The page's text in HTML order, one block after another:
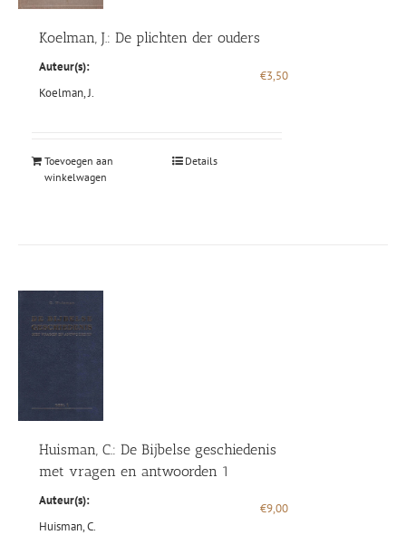
Koelman, J.: De plichten der ouders
Auteur(s):
Koelman, J.
€3,50
Toevoegen aan
winkelwagen
Details
Huisman, C.: De Bijbelse geschiedenis
met vragen en antwoorden 1
Auteur(s):
Huisman, C.
€9,00